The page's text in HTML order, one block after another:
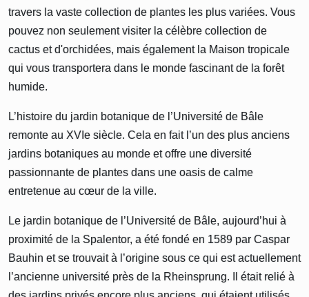
travers la vaste collection de plantes les plus variées. Vous
pouvez non seulement visiter la célèbre collection de
cactus et d'orchidées, mais également la Maison tropicale
qui vous transportera dans le monde fascinant de la forêt
humide.
L’histoire du jardin botanique de l’Université de Bâle
remonte au XVIe siècle. Cela en fait l’un des plus anciens
jardins botaniques au monde et offre une diversité
passionnante de plantes dans une oasis de calme
entretenue au cœur de la ville.
Le jardin botanique de l’Université de Bâle, aujourd’hui à
proximité de la Spalentor, a été fondé en 1589 par Caspar
Bauhin et se trouvait à l’origine sous ce qui est actuellement
l’ancienne université près de la Rheinsprung. Il était relié à